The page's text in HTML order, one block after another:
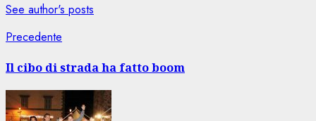
See author's posts
Navigazione
articolo
Precedente
Il cibo di strada ha fatto boom